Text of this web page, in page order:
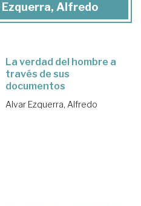
Alfredo
La verdad del hombre a
través de sus
documentos
Alvar Ezquerra, Alfredo